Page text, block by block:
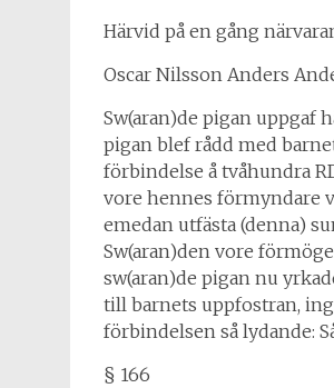
Härvid på en gång
Oscar Nilsson Anders
Sw(aran)de pigan uppgaf
pigan blef rådd med
förbindelse å tvåhundra
vore hennes förmyndare
emedan utfästa (denna)
Sw(aran)den vore
sw(aran)de pigan nu
till barnets uppfostran,
förbindelsen så lydande:
§ 166